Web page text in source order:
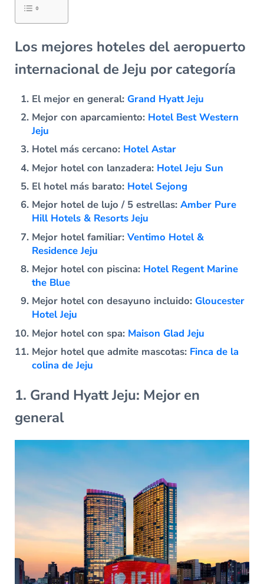
Los mejores hoteles del aeropuerto
internacional de Jeju por categoría
El mejor en general: Grand Hyatt Jeju
Mejor con aparcamiento: Hotel Best Western
Jeju
Hotel más cercano: Hotel Astar
Mejor hotel con lanzadera: Hotel Jeju Sun
El hotel más barato: Hotel Sejong
Mejor hotel de lujo / 5 estrellas:Amber Pure
Hill Hotels & Resorts Jeju
Mejor hotel familiar:Ventimo Hotel &
Residence Jeju
Mejor hotel con piscina: Hotel Regent Marine
the Blue
Mejor hotel con desayuno incluido: Gloucester
Hotel Jeju
Mejor hotel con spa: Maison Glad Jeju
Mejor hotel que admite mascotas: Finca de la
colina de Jeju
1. Grand Hyatt Jeju: Mejor en
general